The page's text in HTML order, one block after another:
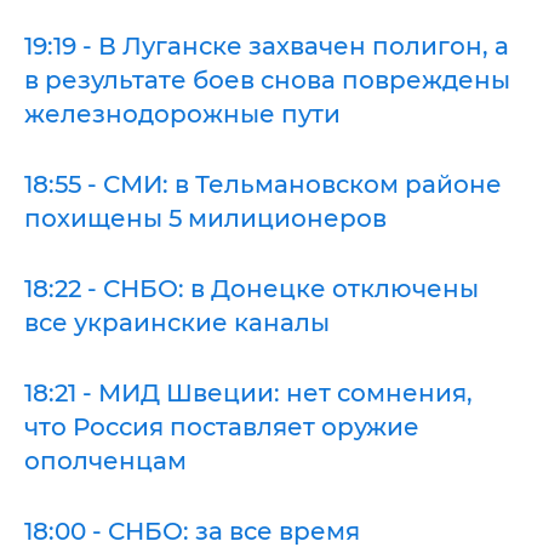
19:19 - В Луганске захвачен полигон, а
в результате боев снова повреждены
железнодорожные пути
18:55 - СМИ: в Тельмановском районе
похищены 5 милиционеров
18:22 - СНБО: в Донецке отключены
все украинские каналы
18:21 - МИД Швеции: нет сомнения,
что Россия поставляет оружие
ополченцам
18:00 - СНБО: за все время